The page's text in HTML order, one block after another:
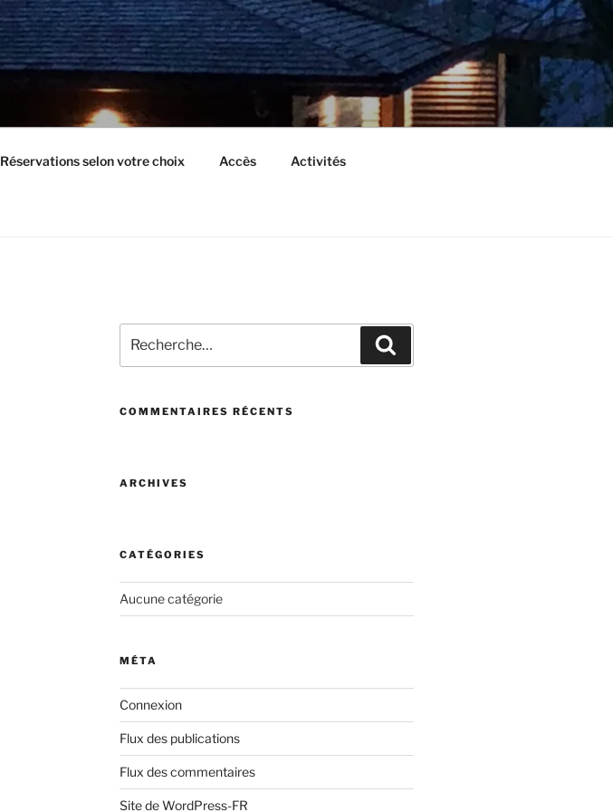
Réservations selon votre choix Accès Activités
pour
:
COMMENTAIRES RÉCENTS
ARCHIVES
CATÉGORIES
Aucune catégorie
MÉTA
Connexion
Flux des publications
Flux des commentaires
Site de WordPress-FR